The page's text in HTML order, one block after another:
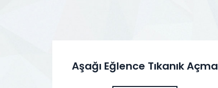
Aşağı Eğlence Tıkanık Açma